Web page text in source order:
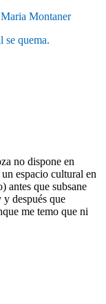
Montaner
se quema.
no dispone en
espacio cultural en
antes que subsane
después que
me temo que ni